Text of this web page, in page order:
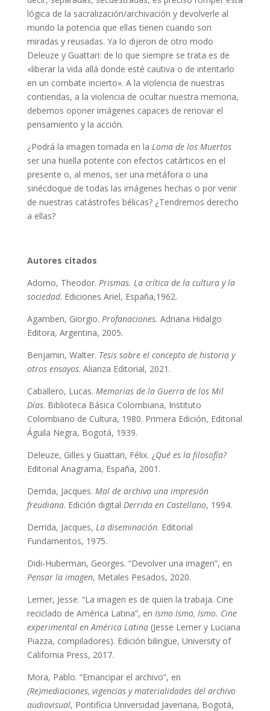
lógica de la sacralización/archivación y devolverle al
mundo la potencia que ellas tienen cuando son
miradas y reusadas. Ya lo dijeron de otro modo
Deleuze y Guattari: de lo que siempre se trata es de
«liberar la vida allá donde esté cautiva o de intentarlo
en un combate incierto». A la violencia de nuestras
contiendas, a la violencia de ocultar nuestra memoria,
debemos oponer imágenes capaces de renovar el
pensamiento y la acción.
¿Podrá la imagen tomada en la Loma de los Muertos
ser una huella potente con efectos catárticos en el
presente o, al menos, ser una metáfora o una
sinécdoque de todas las imágenes hechas o por venir
de nuestras catástrofes bélicas? ¿Tendremos derecho
a ellas?
Autores citados
Adorno, Theodor. Prismas. La crítica de la cultura y la
sociedad. Ediciones Ariel, España,1962.
Agamben, Giorgio. Profanaciones. Adriana Hidalgo
Editora, Argentina, 2005.
Benjamin, Walter. Tesis sobre el concepto de historia y
otros ensayos. Alianza Editorial, 2021.
Caballero, Lucas. Memorias de la Guerra de los Mil
Días. Biblioteca Básica Colombiana, Instituto
Colombiano de Cultura, 1980. Primera Edición, Editorial
Águila Negra, Bogotá, 1939.
Deleuze, Gilles y Guattari, Félix. ¿Qué es la filosofía?
Editorial Anagrama, España, 2001.
Derrida, Jacques. Mal de archivo una impresión
freudiana. Edición digital Derrida en Castellano, 1994.
Derrida, Jacques, La diseminación. Editorial
Fundamentos, 1975.
Didi-Huberman, Georges. “Devolver una imagen”, en
Pensar la imagen, Metales Pesados, 2020.
Lerner, Jesse. “La imagen es de quien la trabaja. Cine
reciclado de América Latina”, en Ismo Ismo, Ismo. Cine
experimental en América Latina(Jesse Lerner y Luciana
Piazza, compiladores). Edición bilingüe, University of
California Press, 2017.
Mora, Pablo. “Emancipar el archivo”, en
(Re)mediaciones, vigencias y materialidades del archivo
audiovisual, Pontificia Universidad Javeriana, Bogotá,